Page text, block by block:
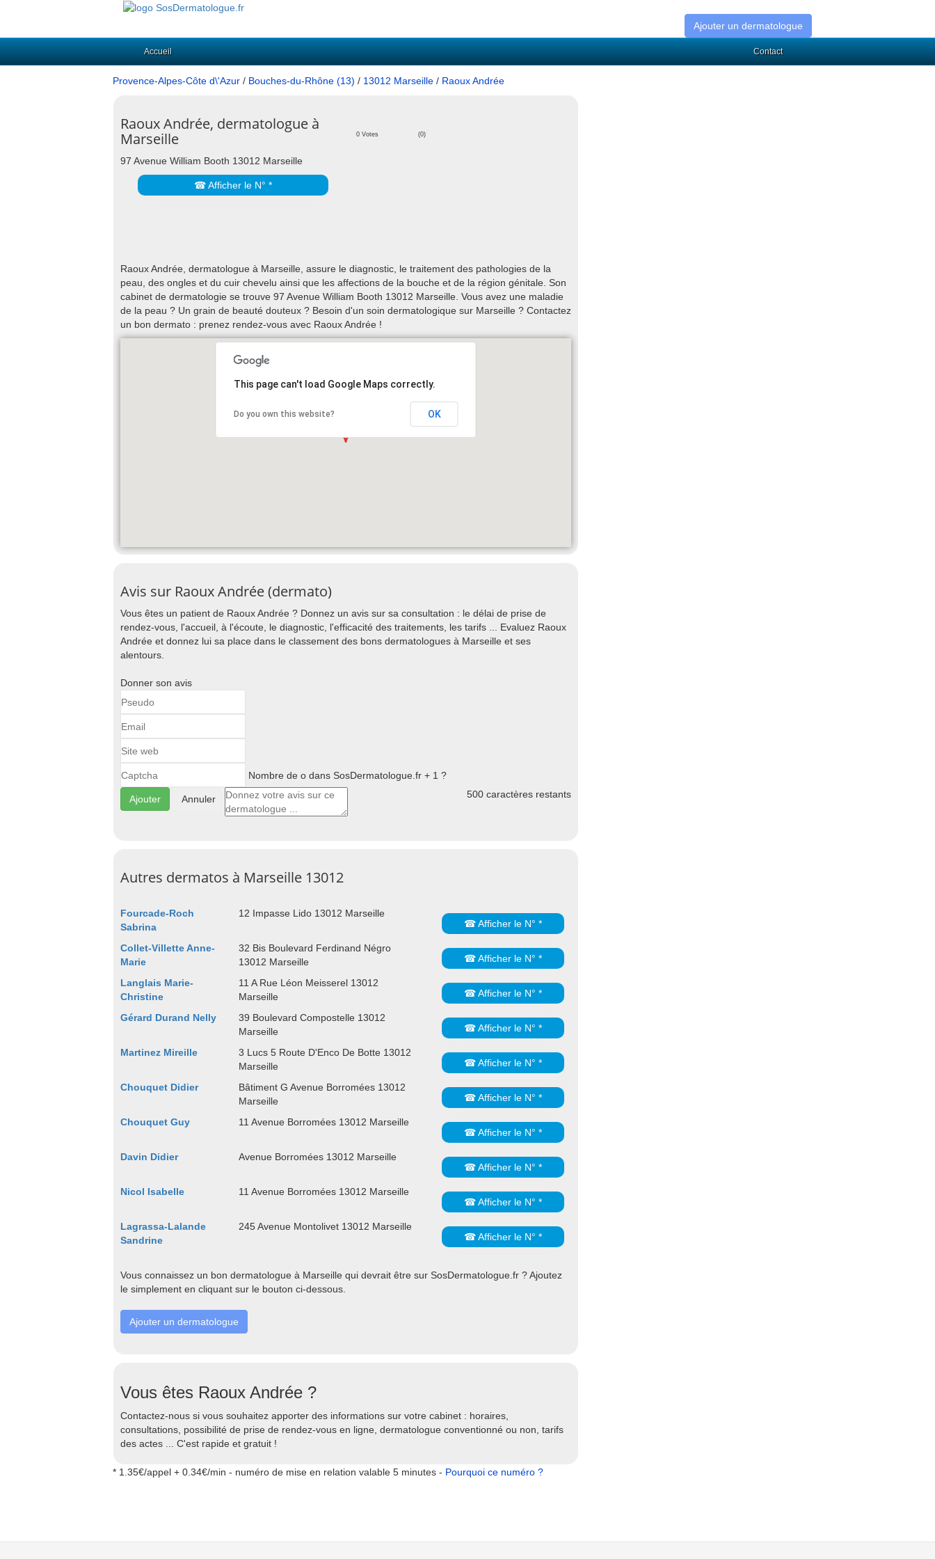
Ajouter un dermatologue
Accueil Contact
Provence-Alpes-Côte d\'Azur / Bouches-du-Rhône (13) / 13012 Marseille / Raoux Andrée
Raoux Andrée, dermatologue à
Marseille
0 Votes (0)
97 Avenue William Booth 13012 Marseille
☎ Afficher le N° *
Raoux Andrée, dermatologue à Marseille, assure le diagnostic, le traitement des pathologies de la
peau, des ongles et du cuir chevelu ainsi que les affections de la bouche et de la région génitale. Son
cabinet de dermatologie se trouve 97 Avenue William Booth 13012 Marseille. Vous avez une maladie
de la peau ? Un grain de beauté douteux ? Besoin d'un soin dermatologique sur Marseille ? Contactez
un bon dermato : prenez rendez-vous avec Raoux Andrée !
This page can't load Google Maps correctly.
Do you own this website? OK
Avis sur Raoux Andrée (dermato)
Vous êtes un patient de Raoux Andrée ? Donnez un avis sur sa consultation : le délai de prise de
rendez-vous, l'accueil, à l'écoute, le diagnostic, l'efficacité des traitements, les tarifs ... Evaluez Raoux
Andrée et donnez lui sa place dans le classement des bons dermatologues à Marseille et ses
alentours.
Donner son avis
Nombre de o dans SosDermatologue.fr + 1 ?
Annuler 500 caractères restants
Autres dermatos à Marseille 13012
Fourcade-Roch
Sabrina
12 Impasse Lido 13012 Marseille
☎ Afficher le N° *
Collet-Villette Anne-
Marie
32 Bis Boulevard Ferdinand Négro
13012 Marseille
☎ Afficher le N° *
Langlais Marie-
Christine
11 A Rue Léon Meisserel 13012
Marseille
☎ Afficher le N° *
Gérard Durand Nelly
39 Boulevard Compostelle 13012
Marseille
☎ Afficher le N° *
Martinez Mireille
3 Lucs 5 Route D'Enco De Botte 13012
Marseille
☎ Afficher le N° *
Chouquet Didier
Bâtiment G Avenue Borromées 13012
Marseille
☎ Afficher le N° *
Chouquet Guy
11 Avenue Borromées 13012 Marseille
☎ Afficher le N° *
Davin Didier
Avenue Borromées 13012 Marseille
☎ Afficher le N° *
Nicol Isabelle
11 Avenue Borromées 13012 Marseille
☎ Afficher le N° *
Lagrassa-Lalande
Sandrine
245 Avenue Montolivet 13012 Marseille
☎ Afficher le N° *
Vous connaissez un bon dermatologue à Marseille qui devrait être sur SosDermatologue.fr ? Ajoutez
le simplement en cliquant sur le bouton ci-dessous.
Ajouter un dermatologue
Vous êtes Raoux Andrée ?
Contactez-nous si vous souhaitez apporter des informations sur votre cabinet : horaires,
consultations, possibilité de prise de rendez-vous en ligne, dermatologue conventionné ou non, tarifs
des actes ... C'est rapide et gratuit !
* 1.35€/appel + 0.34€/min - numéro de mise en relation valable 5 minutes - Pourquoi ce numéro ?